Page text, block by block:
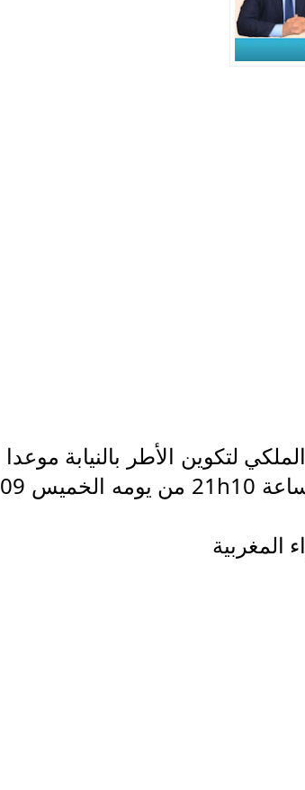
لتكوين الأطر بالنيابة موعدا
على قناة فرنسا 24 في برنامج وجها لوجه على الساعة 21h10 من يومه الخميس 09
المغربية